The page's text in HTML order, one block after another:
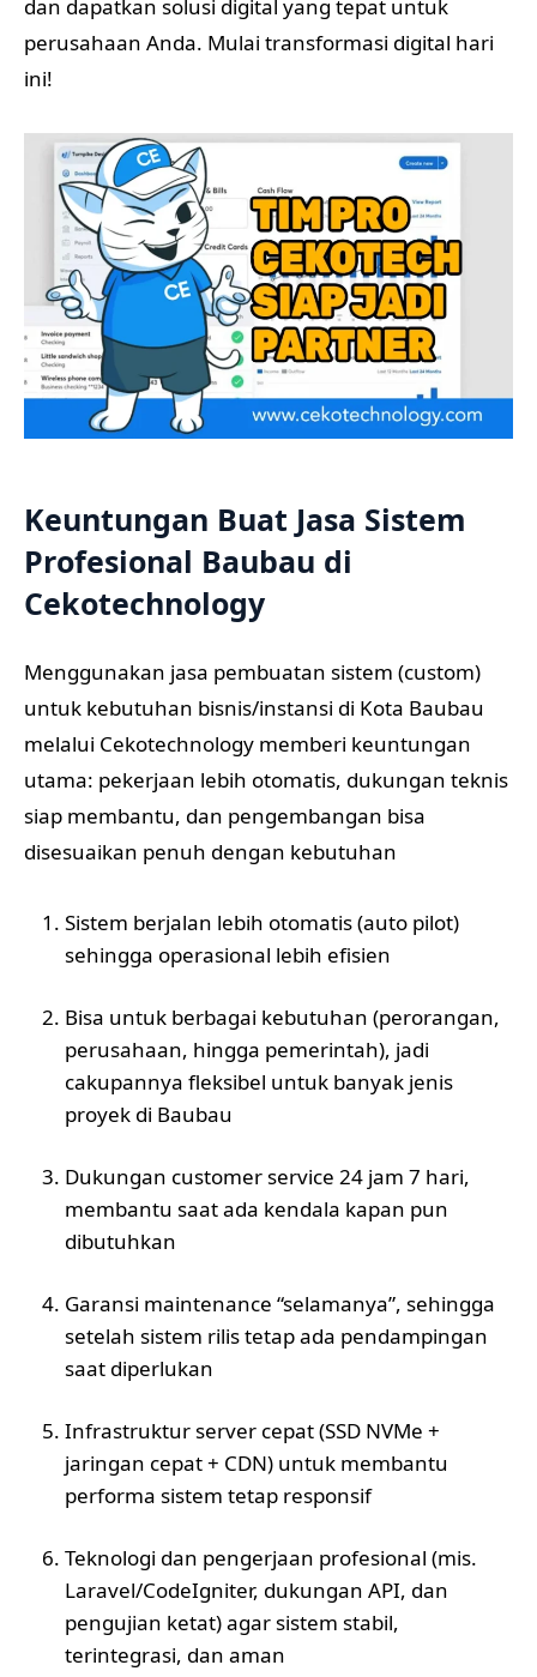
dan dapatkan solusi digital yang tepat untuk
perusahaan Anda. Mulai transformasi digital hari
ini!
Keuntungan Buat Jasa Sistem
Profesional Baubau di
Cekotechnology
Menggunakan jasa pembuatan sistem (custom)
untuk kebutuhan bisnis/instansi di Kota Baubau
melalui Cekotechnology memberi keuntungan
utama: pekerjaan lebih otomatis, dukungan teknis
siap membantu, dan pengembangan bisa
disesuaikan penuh dengan kebutuhan
Sistem berjalan lebih otomatis (auto pilot)
sehingga operasional lebih efisien
Bisa untuk berbagai kebutuhan (perorangan,
perusahaan, hingga pemerintah), jadi
cakupannya fleksibel untuk banyak jenis
proyek di Baubau
Dukungan customer service 24 jam 7 hari,
membantu saat ada kendala kapan pun
dibutuhkan
Garansi maintenance “selamanya”, sehingga
setelah sistem rilis tetap ada pendampingan
saat diperlukan
Infrastruktur server cepat (SSD NVMe +
jaringan cepat + CDN) untuk membantu
performa sistem tetap responsif
Teknologi dan pengerjaan profesional (mis.
Laravel/CodeIgniter, dukungan API, dan
pengujian ketat) agar sistem stabil,
terintegrasi, dan aman